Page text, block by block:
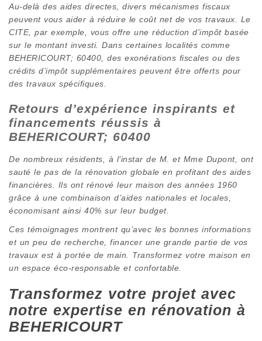
Au-delà des aides directes, divers mécanismes fiscaux
peuvent vous aider à réduire le coût net de vos travaux. Le
CITE, par exemple, vous offre une réduction d’impôt basée
sur le montant investi. Dans certaines localités comme
BEHERICOURT; 60400, des exonérations fiscales ou des
crédits d’impôt supplémentaires peuvent être offerts pour
des travaux spécifiques.
Retours d’expérience inspirants et
financements réussis à
BEHERICOURT; 60400
De nombreux résidents, à l’instar de M. et Mme Dupont, ont
sauté le pas de la rénovation globale en profitant des aides
financières. Ils ont rénové leur maison des années 1960
grâce à une combinaison d’aides nationales et locales,
économisant ainsi 40% sur leur budget.
Ces témoignages montrent qu’avec les bonnes informations
et un peu de recherche, financer une grande partie de vos
travaux est à portée de main. Transformez votre maison en
un espace éco-responsable et confortable.
Transformez votre projet avec
notre expertise en rénovation à
BEHERICOURT